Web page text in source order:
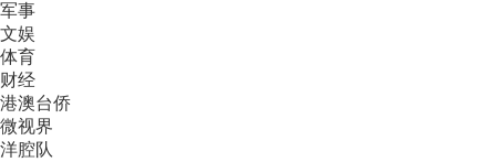
军事
文娱
体育
财经
港澳台侨
微视界
洋腔队